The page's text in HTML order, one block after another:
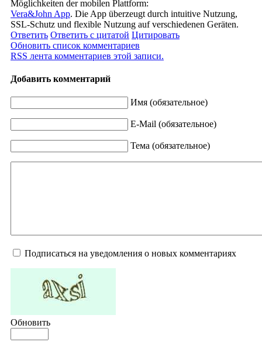
Möglichkeiten der mobilen Plattform:
Vera&John App. Die App überzeugt durch intuitive Nutzung,
SSL-Schutz und flexible Nutzung auf verschiedenen Geräten.
Ответить Ответить с цитатой Цитировать
Обновить список комментариев
RSS лента комментариев этой записи.
Добавить комментарий
Имя (обязательное)
E-Mail (обязательное)
Тема (обязательное)
Подписаться на уведомления о новых комментариях
Обновить